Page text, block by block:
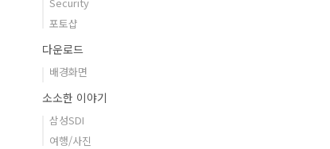
포토샵
다운로드
배경화면
소소한 이야기
삼성SDI
여행/사진